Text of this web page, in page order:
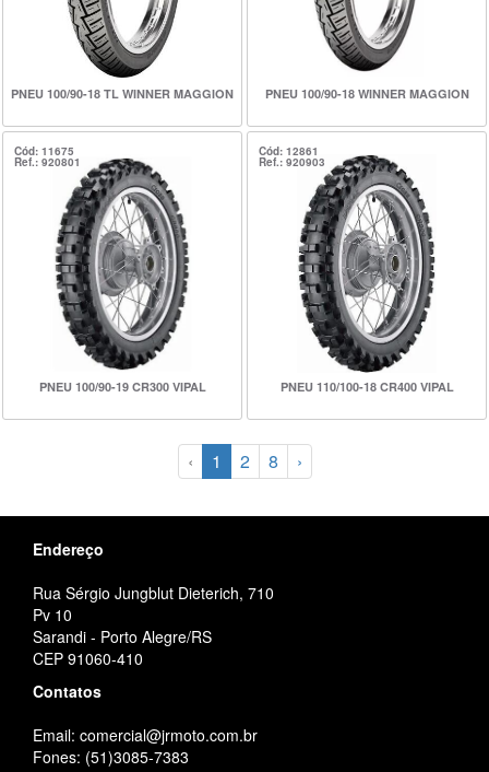
PNEU 100/90-18 TL WINNER MAGGION PNEU 100/90-18 WINNER MAGGION
Cód: 11675
Ref.: 920801
PNEU 100/90-19 CR300 VIPAL
Cód: 12861
Ref.: 920903
PNEU 110/100-18 CR400 VIPAL
‹ 1 2 8 ›
Endereço
Rua Sérgio Jungblut Dieterich, 710
Pv 10
Sarandi - Porto Alegre/RS
CEP 91060-410
Contatos
Email: comercial@jrmoto.com.br
Fones: (51)3085-7383